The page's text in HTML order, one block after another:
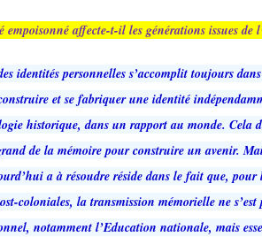
empoisonné affecte-t-il les générations issues
identités personnelles s’accomplit toujours
et se fabriquer une identité
historique, dans un rapport au monde. Cela
de la mémoire pour construire un avenir.
a à résoudre réside dans le fait que, pour
coloniales, la transmission mémorielle ne s’est
notamment l’Education nationale, mais